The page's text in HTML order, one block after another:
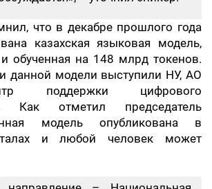
что в декабре прошлого года
казахская языковая модель,
и обученная на 148 млрд токенов.
данной модели выступили НУ, АО
поддержки цифрового
Как отметил председатель
модель опубликована в
и любой человек может